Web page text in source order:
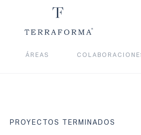
ÁREAS
PROYECTOS TERMINADOS